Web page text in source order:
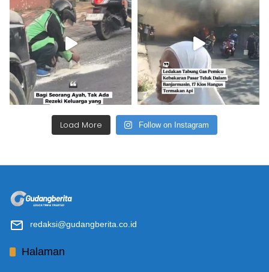
Load More Follow on Instagram
redaksi@gudangberita.co.id
Halaman